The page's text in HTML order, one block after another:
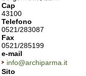
Cap
43100
Telefono
0521/283087
Fax
0521/285199
e-mail
info@archiparma.it
Sito